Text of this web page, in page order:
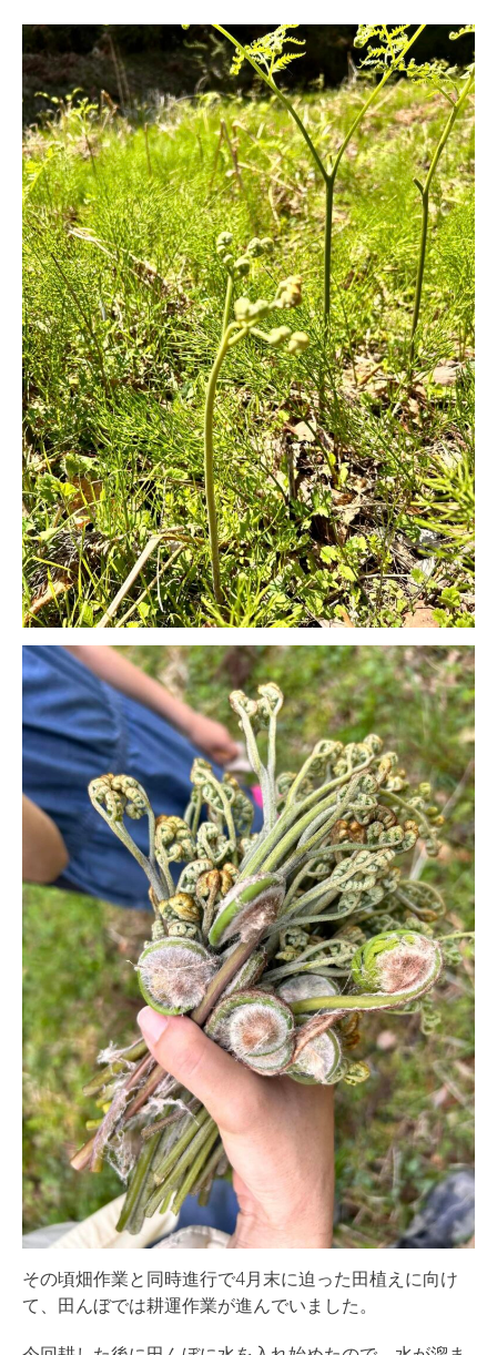
その頃畑作業と同時進行で4月末に迫った田植えに向け
て、田んぼでは耕運作業が進んでいました。